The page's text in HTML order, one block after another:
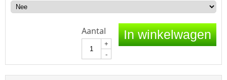
Aantal
+
-
In winkelwagen